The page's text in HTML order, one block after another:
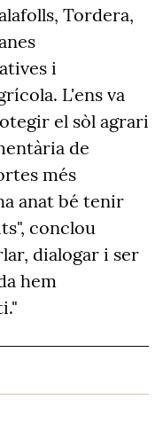
Tordera,
i
L'ens va
el sòl agrari
de
més
anat bé tenir
conclou
dialogar i ser
hem